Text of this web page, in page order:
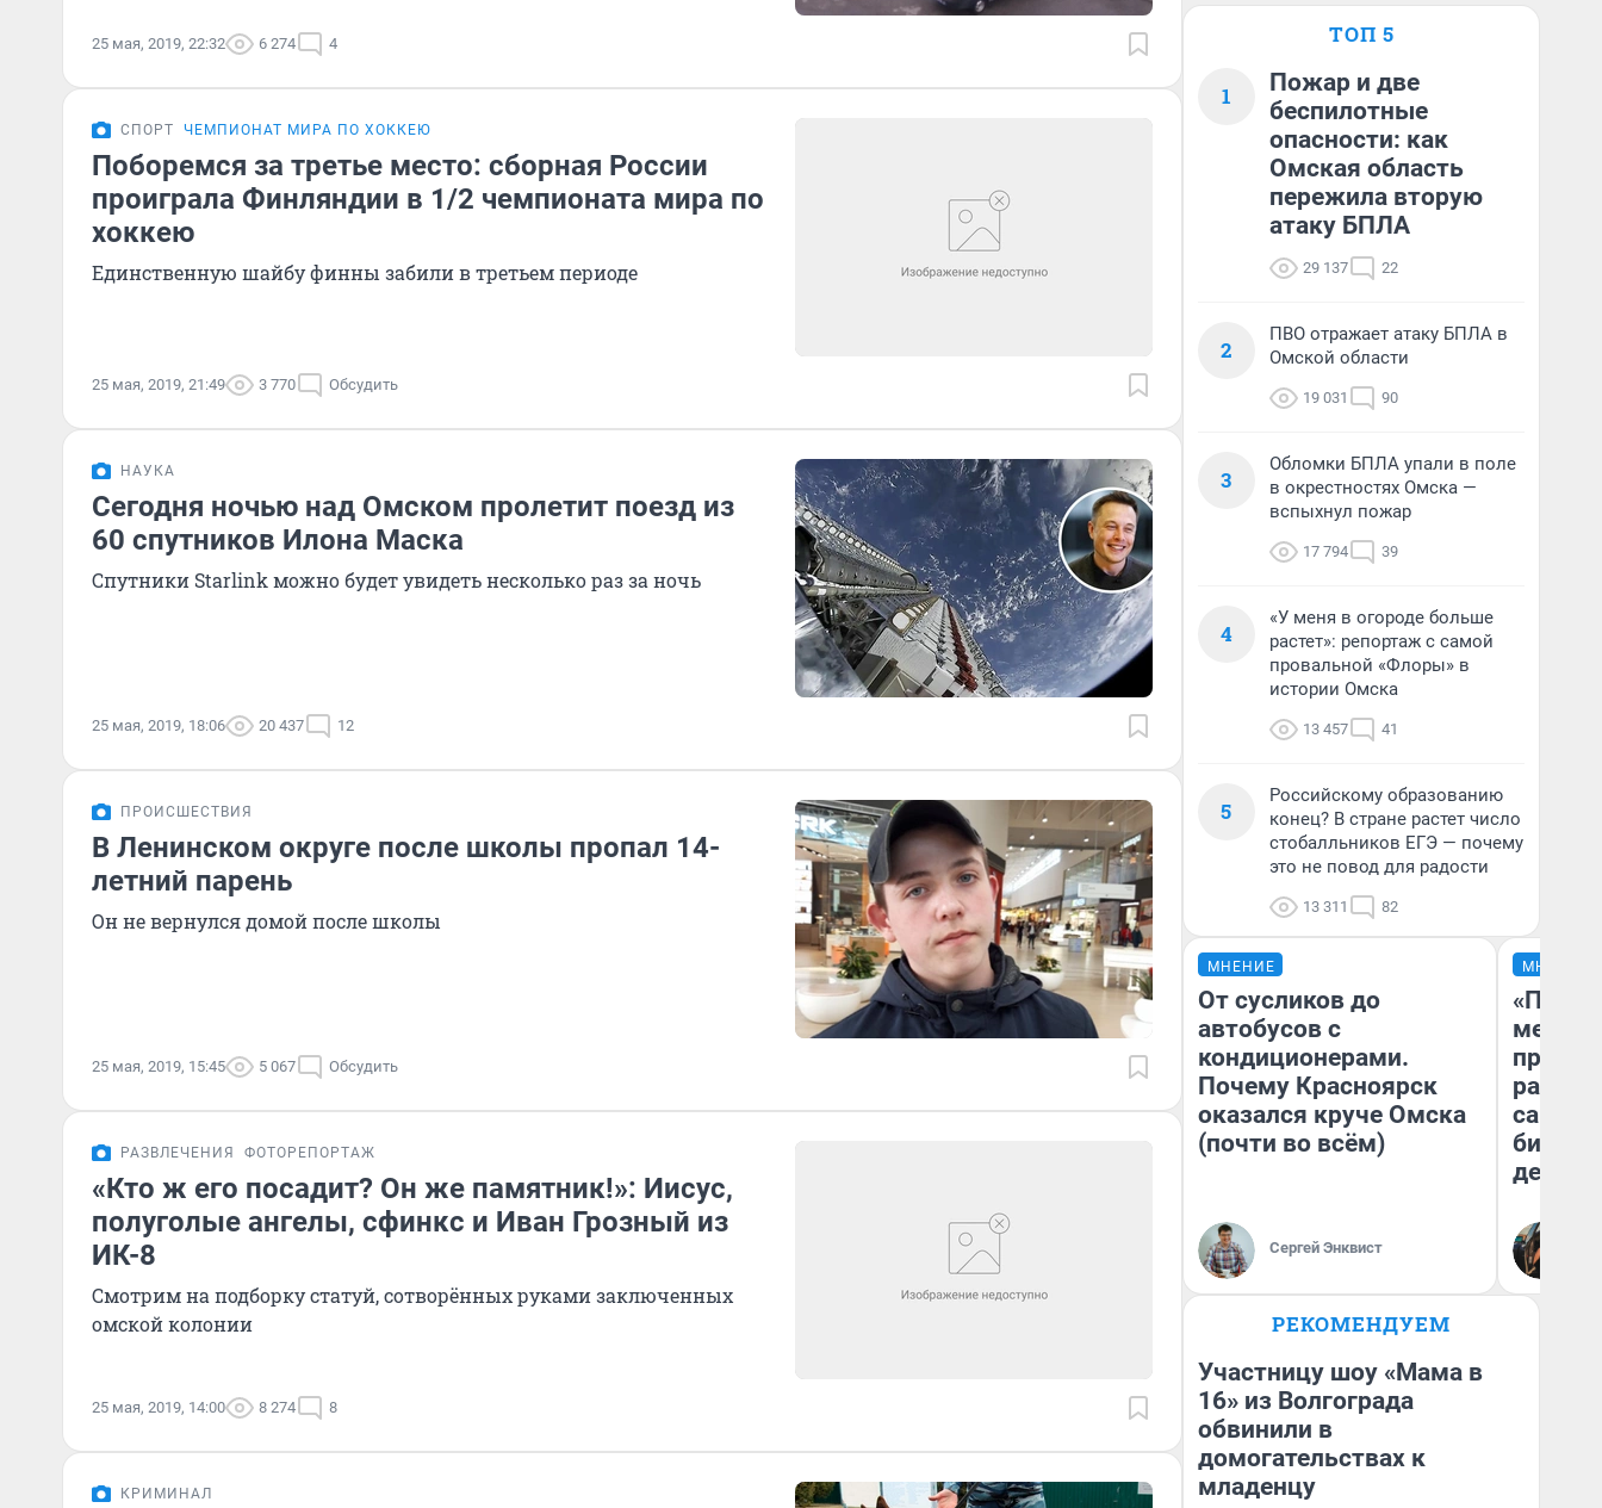
25 мая, 2019, 22:32 6 274 4
СПОРТ ЧЕМПИОНАТ МИРА ПО ХОККЕЮ
Поборемся за третье место: сборная России
проиграла Финляндии в 1/2 чемпионата мира по
хоккею
Единственную шайбу финны забили в третьем периоде
25 мая, 2019, 21:49 3 770 Обсудить
НАУКА
Сегодня ночью над Омском пролетит поезд из
60 спутников Илона Маска
Спутники Starlink можно будет увидеть несколько раз за ночь
25 мая, 2019, 18:06 20 437 12
ПРОИСШЕСТВИЯ
В Ленинском округе после школы пропал 14-
летний парень
Он не вернулся домой после школы
25 мая, 2019, 15:45 5 067 Обсудить
РАЗВЛЕЧЕНИЯ ФОТОРЕПОРТАЖ
«Кто ж его посадит? Он же памятник!»: Иисус,
полуголые ангелы, сфинкс и Иван Грозный из
ИК-8
Смотрим на подборку статуй, сотворённых руками заключенных
омской колонии
25 мая, 2019, 14:00 8 274 8
КРИМИНАЛ
ТОП 5
1
Пожар и две
беспилотные
опасности: как
Омская область
пережила вторую
атаку БПЛА
29 137 22
2
ПВО отражает атаку БПЛА в
Омской области
19 031 90
3
Обломки БПЛА упали в поле
в окрестностях Омска —
вспыхнул пожар
17 794 39
4
«У меня в огороде больше
растет»: репортаж с самой
провальной «Флоры» в
истории Омска
13 457 41
5
Российскому образованию
конец? В стране растет число
стобалльников ЕГЭ — почему
это не повод для радости
13 311 82
МНЕНИЕ
От сусликов до
автобусов с
кондиционерами.
Почему Красноярск
оказался круче Омска
(почти во всём)
Сергей Энквист
МНЕНИЕ
самом
РЕКОМЕНДУЕМ
Участницу шоу «Мама в
16» из Волгограда
обвинили в
домогательствах к
младенцу